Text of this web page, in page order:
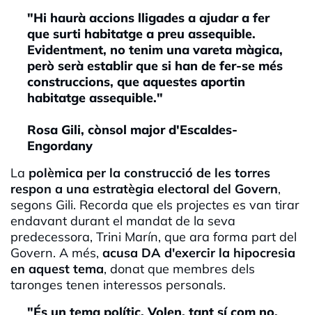
"Hi haurà accions lligades a ajudar a fer
que surti habitatge a preu assequible.
Evidentment, no tenim una vareta màgica,
però serà establir que si han de fer-se més
construccions, que aquestes aportin
habitatge assequible."
Rosa Gili, cònsol major d'Escaldes-
Engordany
La polèmica per la construcció de les torres
respon a una estratègia electoral del Govern,
segons Gili. Recorda que els projectes es van tirar
endavant durant el mandat de la seva
predecessora, Trini Marín, que ara forma part del
Govern. A més, acusa DA d'exercir la hipocresia
en aquest tema, donat que membres dels
taronges tenen interessos personals.